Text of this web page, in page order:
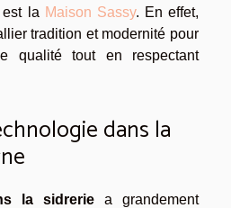
est la Maison Sassy. En effet,
tradition et modernité pour
qualité tout en respectant
dans la
la sidrerie a grandement